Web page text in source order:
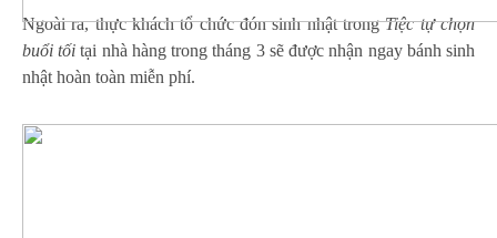
Ngoài ra, thực khách tổ chức đón sinh nhật trongTiệc tự chọn
buổi tối tại nhà hàng trong tháng 3 sẽ được nhận ngay bánh sinh
nhật hoàn toàn miễn phí.